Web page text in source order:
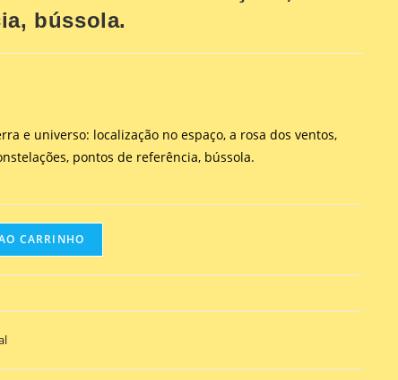
bússola.
e universo: localização no espaço, a rosa dos ventos,
pontos de referência, bússola.
CARRINHO